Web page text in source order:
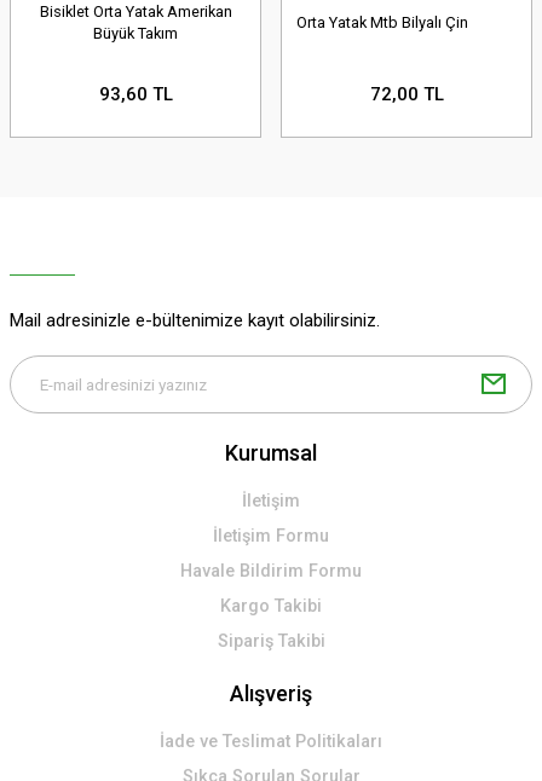
Bisiklet Orta Yatak Amerikan
Büyük Takım
93,60 TL
Orta Yatak Mtb Bilyalı Çin
72,00 TL
Mail adresinizle e-bültenimize kayıt olabilirsiniz.
Kurumsal
İletişim
İletişim Formu
Havale Bildirim Formu
Kargo Takibi
Sipariş Takibi
Alışveriş
İade ve Teslimat Politikaları
Sıkça Sorulan Sorular